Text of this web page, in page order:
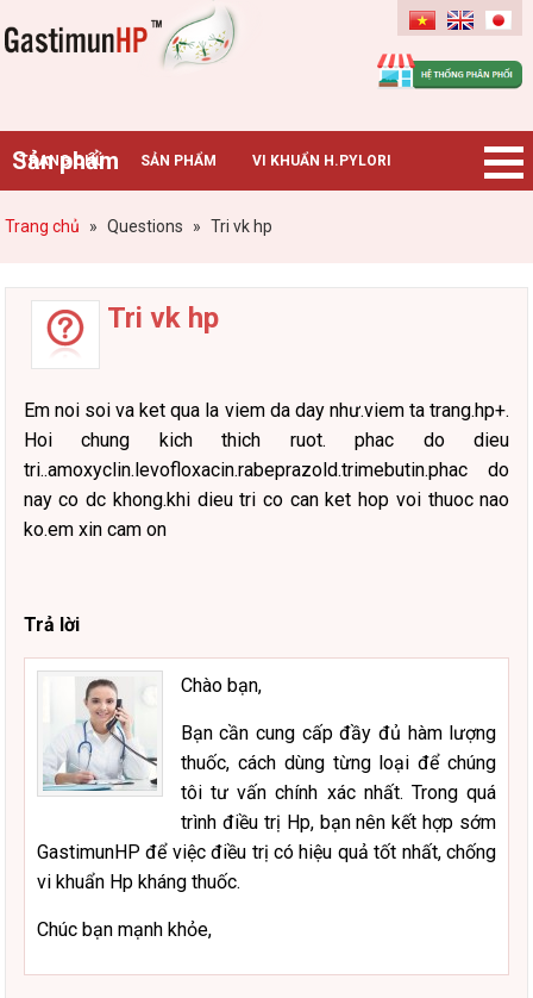
Gastimunhp
Sản phẩm
TRANG CHỦ SẢN PHẨM VI KHUẨN H.PYLORI
BỆNH DẠ DÀY TIN TỨC – SỰ KIỆN
Trang chủ » Questions » Tri vk hp
Tri vk hp
Em noi soi va ket qua la viem da day như.viem ta trang.hp+.
Hoi chung kich thich ruot. phac do dieu
tri..amoxyclin.levofloxacin.rabeprazold.trimebutin.phac do
nay co dc khong.khi dieu tri co can ket hop voi thuoc nao
ko.em xin cam on
Trả lời
Chào bạn,
Bạn cần cung cấp đầy đủ hàm lượng
thuốc, cách dùng từng loại để chúng
tôi tư vấn chính xác nhất. Trong quá
trình điều trị Hp, bạn nên kết hợp sớm
GastimunHP để việc điều trị có hiệu quả tốt nhất, chống
vi khuẩn Hp kháng thuốc.
Chúc bạn mạnh khỏe,